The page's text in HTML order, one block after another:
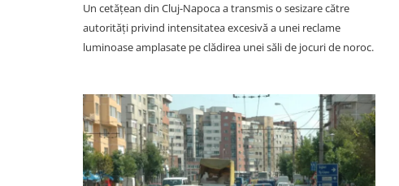
Un cetățean din Cluj-Napoca a transmis o sesizare către
autorități privind intensitatea excesivă a unei reclame
luminoase amplasate pe clădirea unei săli de jocuri de noroc.
Radu Constantea, epuizat de
Conducătorul este decis să
06 August 15:50